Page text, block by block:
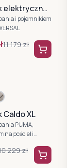
Narożnik elektryczny Murillo XL
i pojemnikiem
11 179zł
Caldo XL
PUMA,
na pościel i
229zł